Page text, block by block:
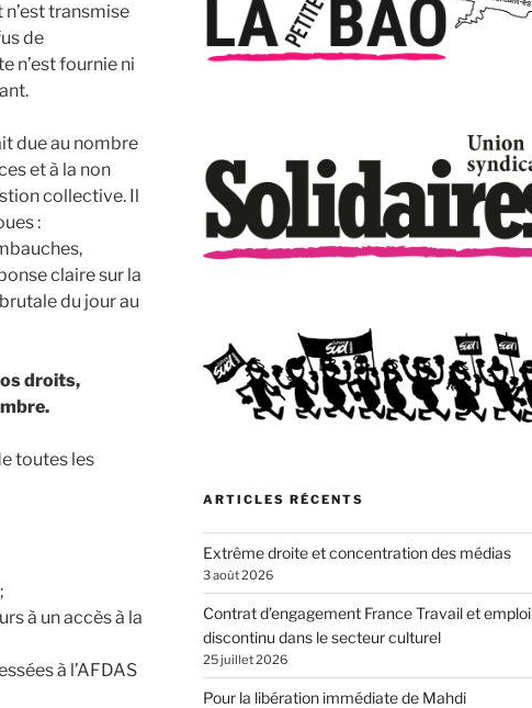
transmise
de
n’est fournie ni
due au nombre
et à la non
collective. Il
:
claire sur la
du jour au
droits,
toutes les
à un accès à la
à l’AFDAS
ARTICLES RÉCENTS
Extrême droite et concentration des médias
3 août 2026
Contrat d’engagement France Travail et emploi
discontinu dans le secteur culturel
25 juillet 2026
Pour la libération immédiate de Mahdi